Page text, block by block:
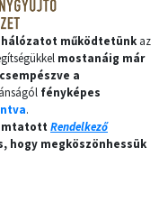
működtetünk az
mostanáig már
a
fényképes
.
Rendelkező
hogy megköszönhessük